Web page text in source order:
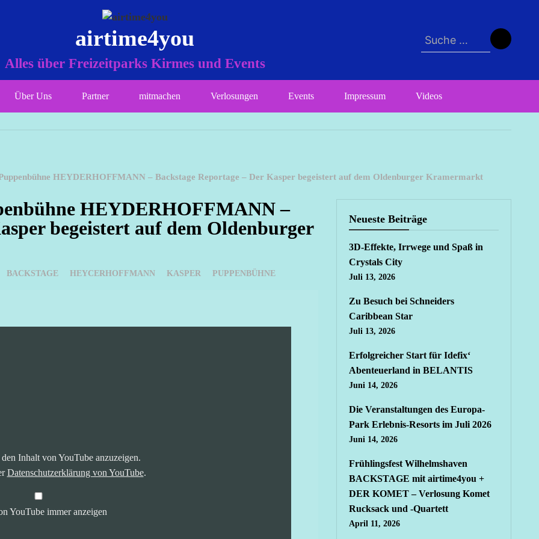
airtime4you
Alles über Freizeitparks Kirmes und Events
Suche
nach:
Über Uns Partner mitmachen Verlosungen Events Impressum Videos
HEYDERHOFFMANN – Backstage Reportage – Der Kasper begeistert auf dem Oldenburger Kramermarkt
HEYDERHOFFMANN –
begeistert auf dem Oldenburger
BACKSTAGE HEYCERHOFFMANN KASPER PUPPENBÜHNE
Inhalt von YouTube anzuzeigen.
Datenschutzerklärung von YouTube.
YouTube immer anzeigen
Neueste Beiträge
3D-Effekte, Irrwege und Spaß in
Crystals City
Juli 13, 2026
Zu Besuch bei Schneiders
Caribbean Star
Juli 13, 2026
Erfolgreicher Start für Idefix‘
Abenteuerland in BELANTIS
Juni 14, 2026
Die Veranstaltungen des Europa-
Park Erlebnis-Resorts im Juli 2026
Juni 14, 2026
Frühlingsfest Wilhelmshaven
BACKSTAGE mit airtime4you +
DER KOMET – Verlosung Komet
Rucksack und -Quartett
April 11, 2026